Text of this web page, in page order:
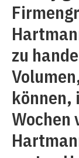
zu
können,